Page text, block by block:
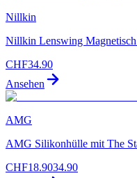
Nillkin
Nillkin Lenswing
CHF34.90
Ansehen
AMG
AMG Silikonhülle mit The
CHF18.9034.90